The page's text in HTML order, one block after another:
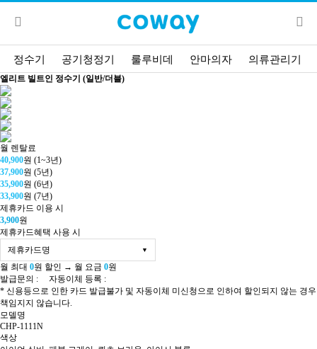
정수기 공기청정기 룰루비데 안마의자 의류관리기
엘리트 빌트인 정수기 (일반/더블)
월 렌탈료
40,900원 (1~3년)
37,900원 (5년)
35,900원 (6년)
33,900원 (7년)
제휴카드 이용 시
3,900원
제휴카드혜택 사용 시
제휴카드명
월 최대 0원 할인 → 월 요금 0원
발급문의 :
자동이체 등록 :
* 신용등으로 인한 카드 발급불가 및 자동이체 미신청으로 인하여 할인되지 않는 경우
책임지지 않습니다.
모델명
CHP-1111N
색상